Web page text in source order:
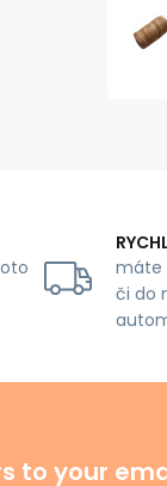
máte
či do
to your